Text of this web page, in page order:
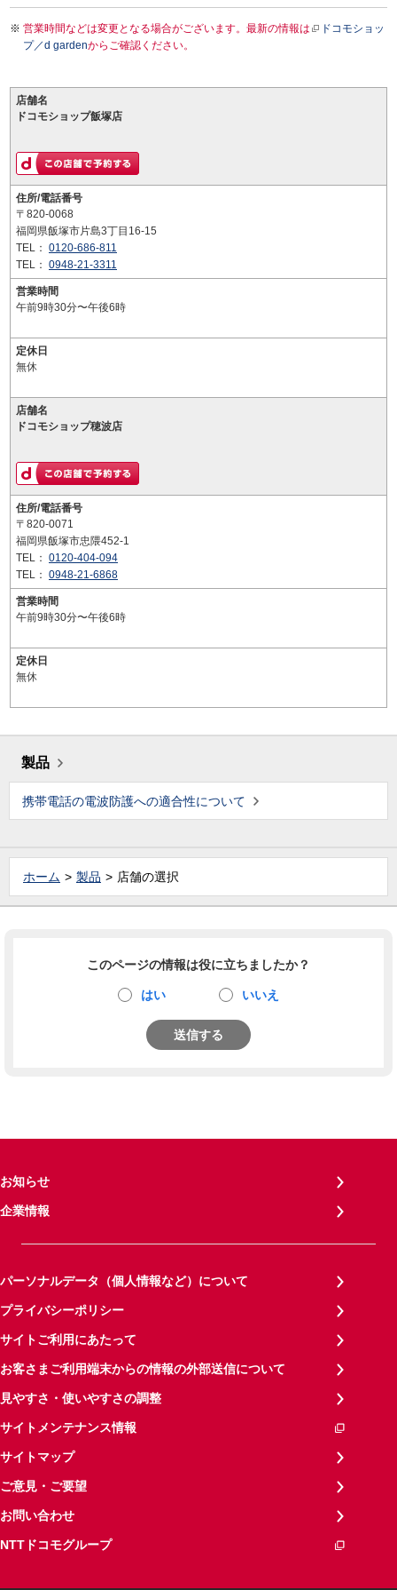
営業時間などは変更となる場合がございます。最新の情報は
ドコモショッ
プ／d gardenからご確認ください。
店舗名
ドコモショップ飯塚店
住所/電話番号
〒820-0068
福岡県飯塚市片島3丁目16-15
TEL： 0120-686-811
TEL： 0948-21-3311
営業時間
午前9時30分〜午後6時
定休日
無休
店舗名
ドコモショップ穂波店
住所/電話番号
〒820-0071
福岡県飯塚市忠隈452-1
TEL： 0120-404-094
TEL： 0948-21-6868
営業時間
午前9時30分〜午後6時
定休日
無休
製品
携帯電話の電波防護への適合性について
ホーム 製品 店舗の選択
このページの情報は役に立ちましたか？
はい いいえ
送信する
お知らせ
企業情報
パーソナルデータ（個人情報など）について
プライバシーポリシー
サイトご利用にあたって
お客さまご利用端末からの情報の外部送信について
見やすさ・使いやすさの調整
サイトメンテナンス情報
サイトマップ
ご意見・ご要望
お問い合わせ
NTTドコモグループ